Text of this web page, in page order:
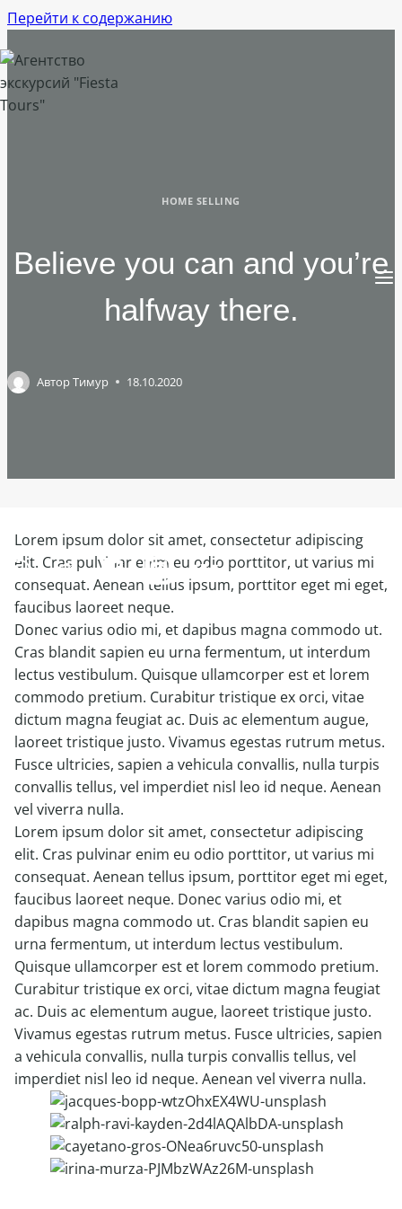
Перейти к содержанию
HOME SELLING
Believe you can and you’re
halfway there.
АвторТимур 18.10.2020
Lorem ipsum dolor sit amet, consectetur adipiscing
elit. Cras pulvinar enim eu odio porttitor, ut varius mi
consequat. Aenean tellus ipsum, porttitor eget mi eget,
faucibus laoreet neque.
Donec varius odio mi, et dapibus magna commodo ut.
Cras blandit sapien eu urna fermentum, ut interdum
lectus vestibulum. Quisque ullamcorper est et lorem
commodo pretium. Curabitur tristique ex orci, vitae
dictum magna feugiat ac. Duis ac elementum augue,
laoreet tristique justo. Vivamus egestas rutrum metus.
Fusce ultricies, sapien a vehicula convallis, nulla turpis
convallis tellus, vel imperdiet nisl leo id neque. Aenean
vel viverra nulla.
Lorem ipsum dolor sit amet, consectetur adipiscing
elit. Cras pulvinar enim eu odio porttitor, ut varius mi
consequat. Aenean tellus ipsum, porttitor eget mi eget,
faucibus laoreet neque. Donec varius odio mi, et
dapibus magna commodo ut. Cras blandit sapien eu
urna fermentum, ut interdum lectus vestibulum.
Quisque ullamcorper est et lorem commodo pretium.
Curabitur tristique ex orci, vitae dictum magna feugiat
ac. Duis ac elementum augue, laoreet tristique justo.
Vivamus egestas rutrum metus. Fusce ultricies, sapien
a vehicula convallis, nulla turpis convallis tellus, vel
imperdiet nisl leo id neque. Aenean vel viverra nulla.